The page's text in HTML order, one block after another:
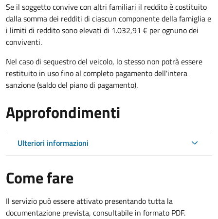
Se il soggetto convive con altri familiari il reddito è costituito
dalla somma dei redditi di ciascun componente della famiglia e
i limiti di reddito sono elevati di 1.032,91 € per ognuno dei
conviventi.
Nel caso di sequestro del veicolo, lo stesso non potrà essere
restituito in uso fino al completo pagamento dell'intera
sanzione (saldo del piano di pagamento).
Approfondimenti
Ulteriori informazioni
Come fare
Il servizio può essere attivato presentando tutta la
documentazione prevista, consultabile in formato PDF.